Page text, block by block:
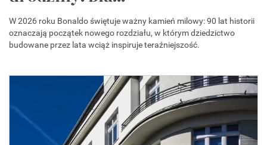
W 2026 roku Bonaldo świętuje ważny kamień milowy: 90 lat historii
oznaczają początek nowego rozdziału, w którym dziedzictwo
budowane przez lata wciąż inspiruje teraźniejszość.